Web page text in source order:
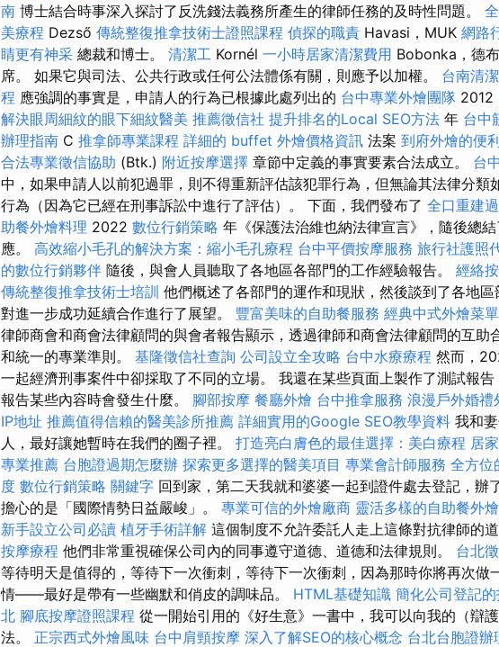
南 博士結合時事深入探討了反洗錢法義務所產生的律師任務的及時性問題。
美療程 Dezső 傳統整復推拿技術士證照課程 偵探的職責 Havasi，MUK 網路
睛更有神采 總裁和博士。 清潔工 Kornél 一小時居家清潔費用 Bobonka，德
席。 如果它與司法、公共行政或任何公法體係有關，則應予以加權。 台南清
程 應強調的事實是，申請人的行為已根據此處列出的 台中專業外燴團隊 2012
解決眼周細紋的眼下細紋醫美 推薦徵信社 提升排名的Local SEO方法 年 台中
辦理指南 C 推拿師專業課程 詳細的 buffet 外燴價格資訊 法案 到府外燴的便
合法專業徵信協助 (Btk.) 附近按摩選擇 章節中定義的事實要素合法成立。 台
中，如果申請人以前犯過罪，則不得重新評估該犯罪行為，但無論其法律分類
行為（因為它已經在刑事訴訟中進行了評估）。 下面，我們發布了 全口重建
助餐外燴料理 2022 數位行銷策略 年《保護法治維也納法律宣言》，隨後總
應。 高效縮小毛孔的解決方案：縮小毛孔療程 台中平價按摩服務 旅行社護照
的數位行銷夥伴 隨後，與會人員聽取了各地區各部門的工作經驗報告。 經絡
傳統整復推拿技術士培訓 他們概述了各部門的運作和現狀，然後談到了各地
對進一步成功延續合作進行了展望。 豐富美味的自助餐服務 經典中式外燴菜
律師商會和商會法律顧問的與會者報告顯示，透過律師和商會法律顧問的互助
和統一的專業準則。 基隆徵信社查詢 公司設立全攻略 台中水療療程 然而，
一起經濟刑事案件中卻採取了不同的立場。 我還在某些頁面上製作了測試報
報告某些內容時會發生什麼。 腳部按摩 餐廳外燴 台中推拿服務 浪漫戶外婚禮
IP地址 推薦值得信賴的醫美診所推薦 詳細實用的Google SEO教學資料 我和
人，最好讓她暫時在我們的圈子裡。 打造亮白膚色的最佳選擇：美白療程 居
專業推薦 台胞證過期怎麼辦 探索更多選擇的醫美項目 專業會計師服務 全方位
度 數位行銷策略 關鍵字 回到家，第二天我就和婆婆一起到證件處去登記，辦
擔心的是「國際情勢日益嚴峻」。 專業可信的外燴廠商 靈活多樣的自助餐外燴
新手設立公司必讀 植牙手術詳解 這個制度不允許委託人走上這條對抗律師的道
按摩療程 他們非常重視確保公司內的同事遵守道德、道德和法律規則。 台北
等待明天是值得的，等待下一次衝刺，等待下一次衝刺，因為那時你將再次做
情——最好是帶有一些幽默和俏皮的調味品。 HTML基礎知識 簡化公司登記
北 腳底按摩證照課程 從一開始引用的《好生意》一書中，我可以向我的（辯
法。 正宗西式外燴風味 台中肩頸按摩 深入了解SEO的核心概念 台北台胞證辦